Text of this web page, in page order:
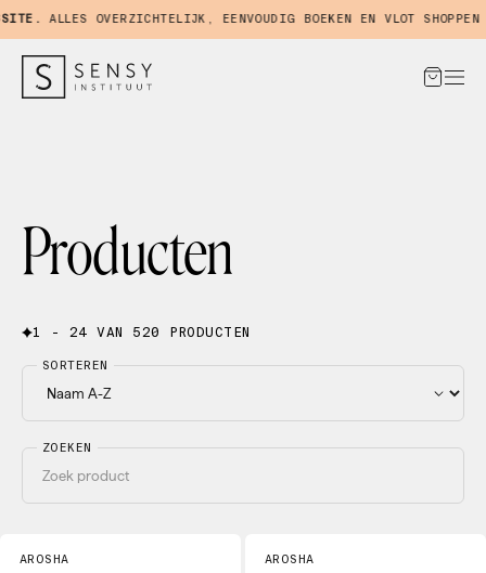
ALLES OVERZICHTELIJK, EENVOUDIG BOEKEN EN VLOT SHOPPEN IN
Producten
1 - 24 VAN 520 PRODUCTEN
ZOEKEN
SORTEREN
AROSHA AROSHA